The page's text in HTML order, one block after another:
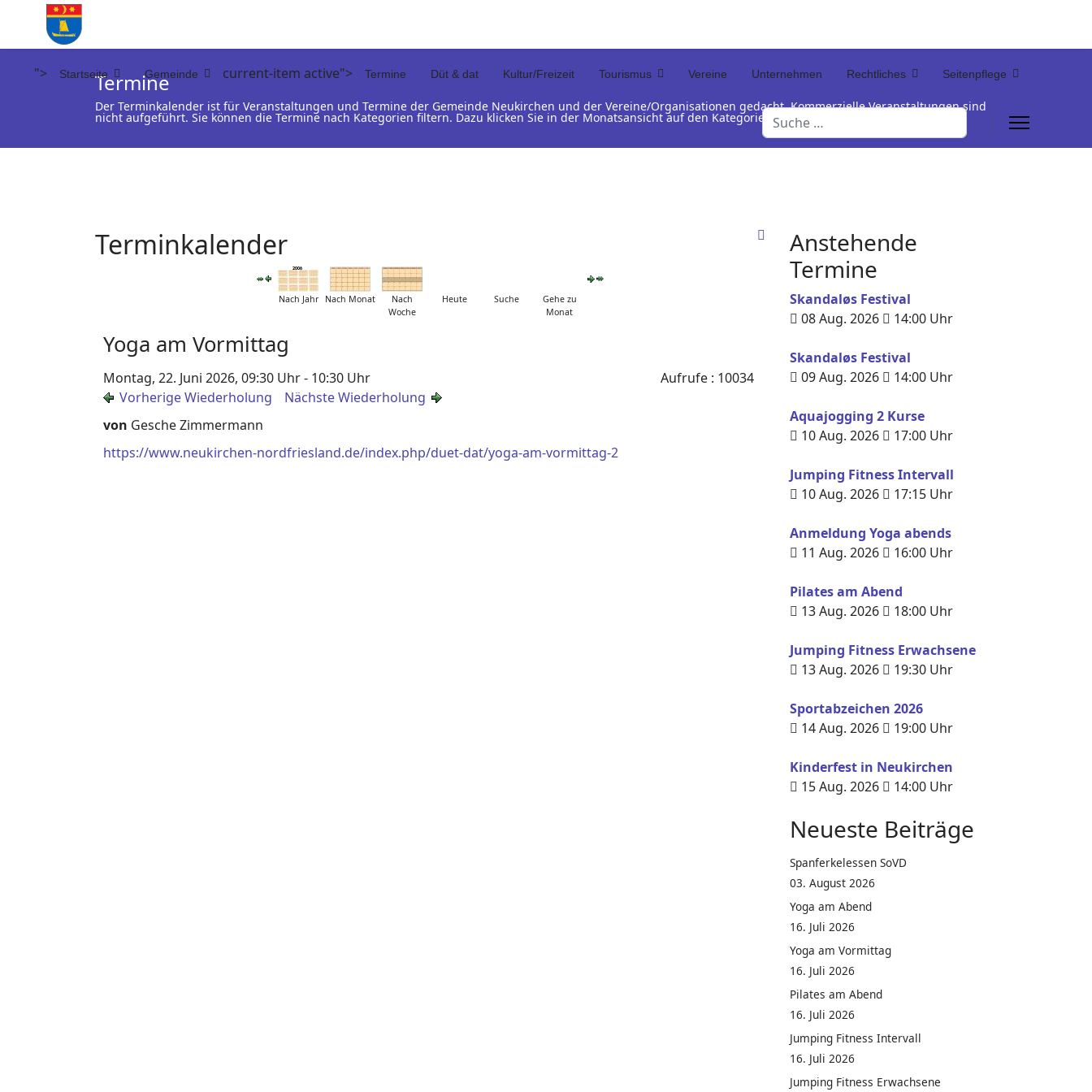
"> Startseite Gemeinde current-item active"> Termine Düt & dat Kultur/Freizeit Tourismus Vereine Unternehmen Rechtliches Seitenpflege
Suchen
Termine
Der Terminkalender ist für Veranstaltungen und Termine der Gemeinde Neukirchen und der Vereine/Organisationen gedacht. Kommerzielle Veranstaltungen sind
nicht aufgeführt. Sie können die Termine nach Kategorien filtern. Dazu klicken Sie in der Monatsansicht auf den Kategorienamen unterhalb der Termintabelle
Terminkalender
Nach Jahr Nach Monat
Nach
Woche
Heute Suche
Gehe zu
Monat
Yoga am Vormittag
Montag, 22. Juni 2026, 09:30 Uhr - 10:30 Uhr
Vorherige Wiederholung
Nächste Wiederholung
Aufrufe: 10034
von Gesche Zimmermann
https://www.neukirchen-nordfriesland.de/index.php/duet-dat/yoga-am-vormittag-2
Anstehende
Termine
Skandaløs Festival
08 Aug. 2026
14:00 Uhr
Skandaløs Festival
09 Aug. 2026
14:00 Uhr
Aquajogging 2 Kurse
10 Aug. 2026
17:00 Uhr
Jumping Fitness Intervall
10 Aug. 2026
17:15 Uhr
Anmeldung Yoga abends
11 Aug. 2026
16:00 Uhr
Pilates am Abend
13 Aug. 2026
18:00 Uhr
Jumping Fitness Erwachsene
13 Aug. 2026
19:30 Uhr
Sportabzeichen 2026
14 Aug. 2026
19:00 Uhr
Kinderfest in Neukirchen
15 Aug. 2026
14:00 Uhr
Neueste Beiträge
Spanferkelessen SoVD
03. August 2026
Yoga am Abend
16. Juli 2026
Yoga am Vormittag
16. Juli 2026
Pilates am Abend
16. Juli 2026
Jumping Fitness Intervall
16. Juli 2026
Jumping Fitness Erwachsene